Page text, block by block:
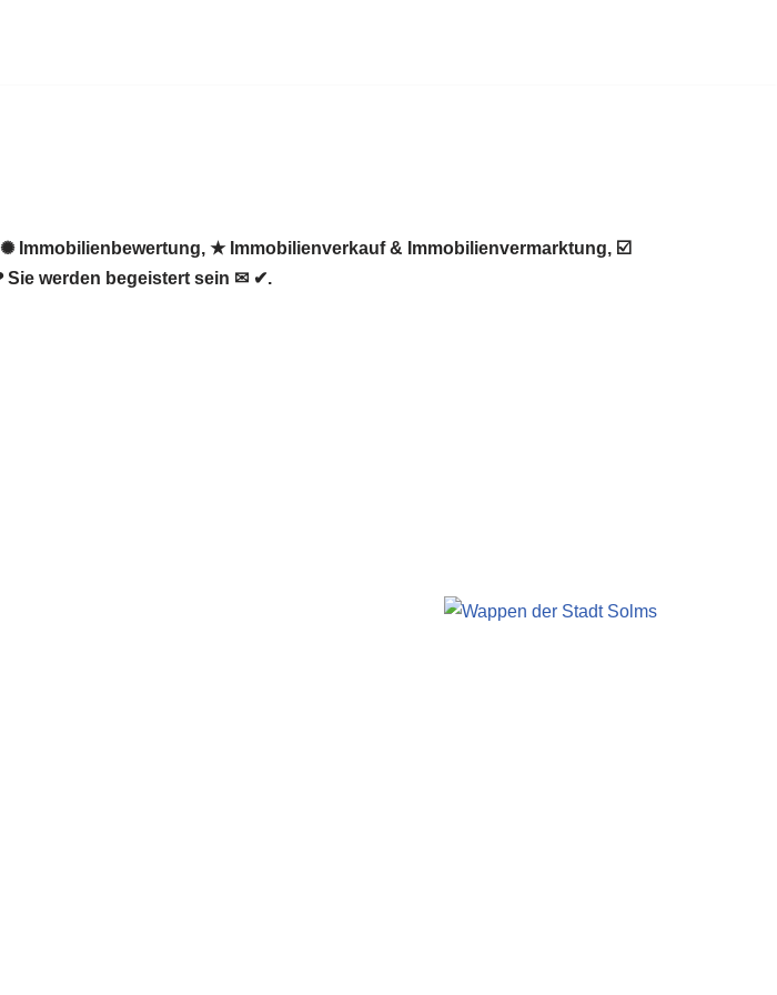
Immobilienbewertung, ★ Immobilienverkauf & Immobilienvermarktung, ☑️
werden begeistert sein ✉ ✔.